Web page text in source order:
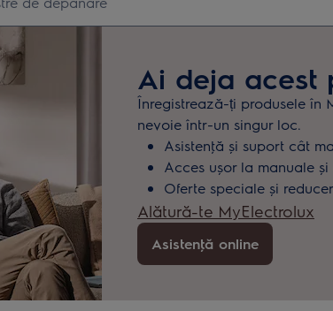
Ai deja acest
Înregistrează-ți produsele în
nevoie într-un singur loc.
Asistenţă și suport cât
Acces ușor la manuale
Oferte speciale și
Alătură-te MyElectrolux
Asistenţă online